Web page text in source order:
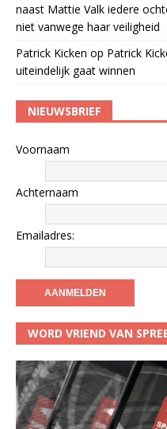
naast Mattie Valk iedere
niet vanwege haar veiligheid
Patrick Kicken op Patrick
uiteindelijk gaat winnen
NIEUWSBRIEF
Voornaam
Achternaam
Emailadres:
WORD VRIEND VAN